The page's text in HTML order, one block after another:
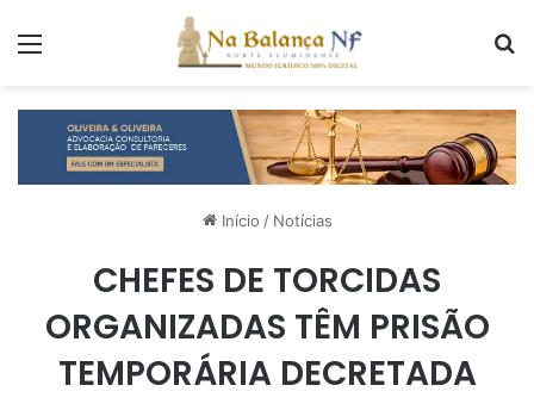
Início / Notícias
CHEFES DE TORCIDAS
ORGANIZADAS TÊM PRISÃO
TEMPORÁRIA DECRETADA